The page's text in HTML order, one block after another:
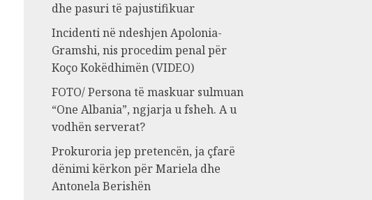
dhe pasuri të pajustifikuar
Incidenti në ndeshjen Apolonia-
Gramshi, nis procedim penal për
Koço Kokëdhimën (VIDEO)
FOTO/ Persona të maskuar sulmuan
“One Albania”, ngjarja u fsheh. A u
vodhën serverat?
Prokuroria jep pretencën, ja çfarë
dënimi kërkon për Mariela dhe
Antonela Berishën